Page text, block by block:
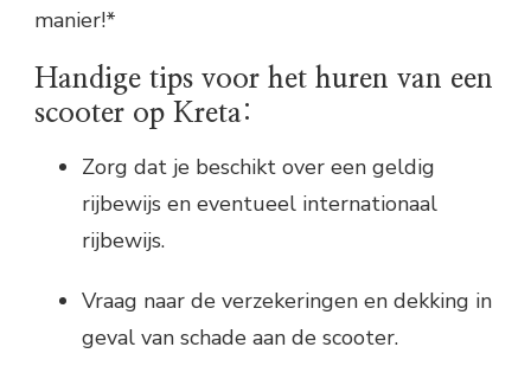
manier!*
Handige tips voor het huren van een
scooter op Kreta:
Zorg dat je beschikt over een geldig
rijbewijs en eventueel internationaal
rijbewijs.
Vraag naar de verzekeringen en dekking in
geval van schade aan de scooter.